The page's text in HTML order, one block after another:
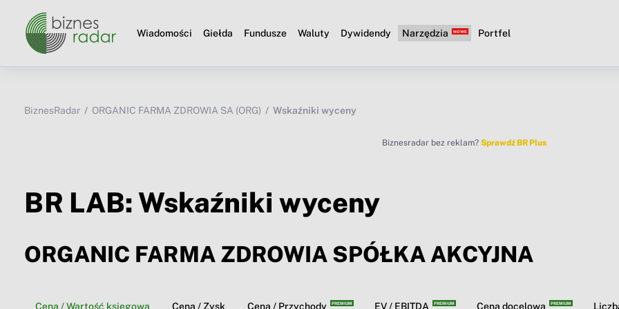
Wiadomości Giełda Fundusze Waluty Dywidendy Narzędzia Portfel
BiznesRadar ORGANIC FARMA ZDROWIA SA (ORG) Wskaźniki wyceny
Biznesradar bez reklam? Sprawdź BR Plus
BR LAB: Wskaźniki wyceny
ORGANIC FARMA ZDROWIA SPÓŁKA AKCYJNA
Cena / Wartość księgowa Cena / Zysk Cena / Przychody EV / EBITDA Cena docelowa